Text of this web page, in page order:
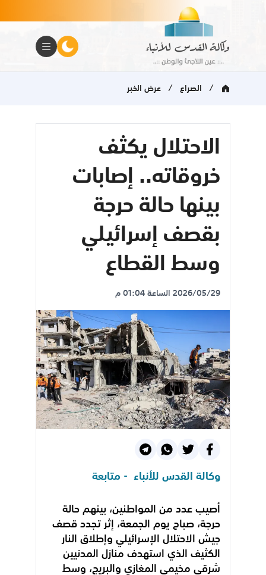
/ الصراع / عرض الخبر
الاحتلال يكثف
خروقاته.. إصابات
بينها حالة حرجة
بقصف إسرائيلي
وسط القطاع
2026/05/29 الساعة 01:04 م
وكالة القدس للأنباء - متابعة
أصيب عدد من المواطنين، بينهم حالة
حرجة، صباح يوم الجمعة، إثر تجدد قصف
جيش الاحتلال الإسرائيلي وإطلاق النار
الكثيف الذي استهدف منازل المدنيين
شرقي مخيمي المغازي والبريج، وسط